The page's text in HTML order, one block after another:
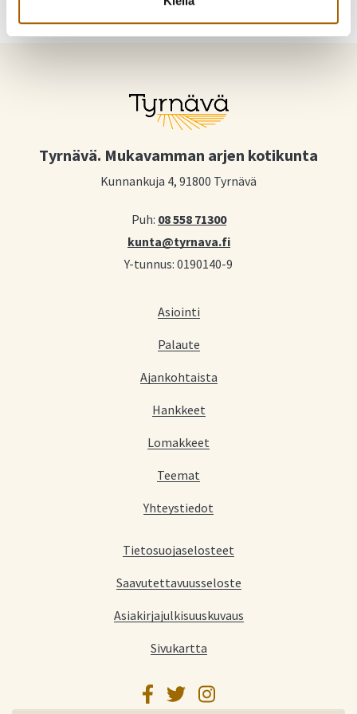
Tyrnävä. Mukavamman arjen kotikunta
Kunnankuja 4, 91800 Tyrnävä
Puh: 08 558 71300
kunta@tyrnava.fi
Y-tunnus: 0190140-9
Asiointi
Palaute
Ajankohtaista
Hankkeet
Lomakkeet
Teemat
Yhteystiedot
Tietosuojaselosteet
Saavutettavuusseloste
Asiakirjajulkisuuskuvaus
Sivukartta
Facebook
TwitterInstagram